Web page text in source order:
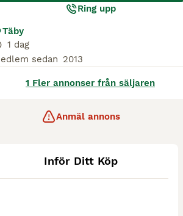
Ring upp
Täby
1 dag
sedan 2013
1 Fler annonser från säljaren
Anmäl annons
Inför Ditt Köp